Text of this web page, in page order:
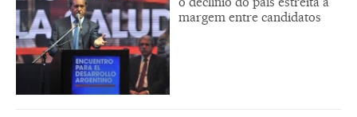
margem entre candidatos